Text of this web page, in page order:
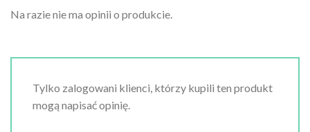
Na razie nie ma opinii o produkcie.
Tylko zalogowani klienci, którzy kupili ten produkt
mogą napisać opinię.